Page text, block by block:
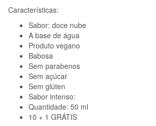
Características:
Sabor: doce nube
A base de água
Produto vegano
Babosa
Sem parabenos
Sem açúcar
Sem glúten
Sabor intenso:
Quantidade: 50 ml
10 + 1 GRÁTIS